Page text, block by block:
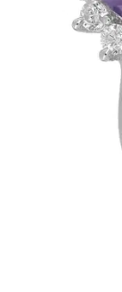
semipretioase
Bijuterii argint
Bijuterii argint
Bijuterii de Lux
Bijuterii gotice si
Bijuterii
Casete si cutii de